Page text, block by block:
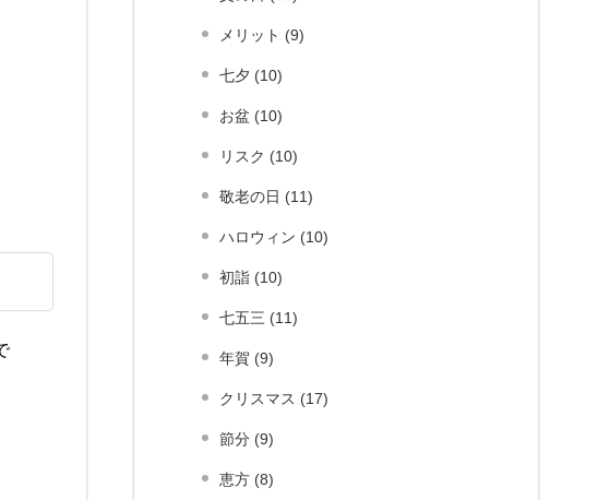
メリット (9)
七夕 (10)
お盆 (10)
リスク (10)
敬老の日 (11)
ハロウィン (10)
初詣 (10)
七五三 (11)
年賀 (9)
クリスマス (17)
節分 (9)
恵方 (8)